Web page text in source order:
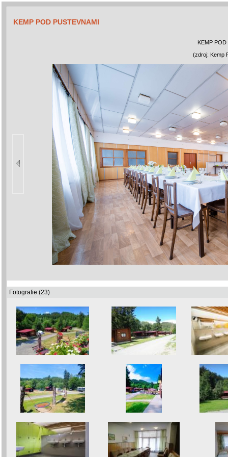
KEMP POD PUSTEVNAMI
KEMP
(zdroj: Kemp
Fotografie (23)